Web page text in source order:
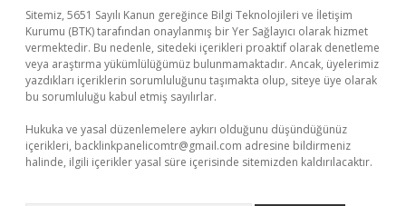
Sitemiz, 5651 Sayılı Kanun gereğince Bilgi Teknolojileri ve İletişim
Kurumu (BTK) tarafından onaylanmış bir Yer Sağlayıcı olarak hizmet
vermektedir. Bu nedenle, sitedeki içerikleri proaktif olarak denetleme
veya araştırma yükümlülüğümüz bulunmamaktadır. Ancak, üyelerimiz
yazdıkları içeriklerin sorumluluğunu taşımakta olup, siteye üye olarak
bu sorumluluğu kabul etmiş sayılırlar.
Hukuka ve yasal düzenlemelere aykırı olduğunu düşündüğünüz
içerikleri, backlinkpanelicomtr@gmail.com adresine bildirmeniz
halinde, ilgili içerikler yasal süre içerisinde sitemizden kaldırılacaktır.